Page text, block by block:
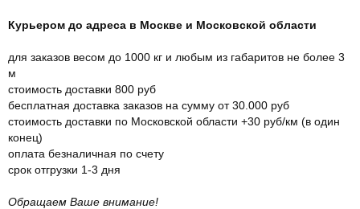
Курьером до адреса в Москве и Московской области
для заказов весом до 1000 кг и любым из габаритов не более 3
м
стоимость доставки 800 руб
бесплатная доставка заказов на сумму от 30.000 руб
стоимость доставки по Московской области +30 руб/км (в один
конец)
оплата безналичная по счету
срок отгрузки 1-3 дня
Обращаем Ваше внимание!